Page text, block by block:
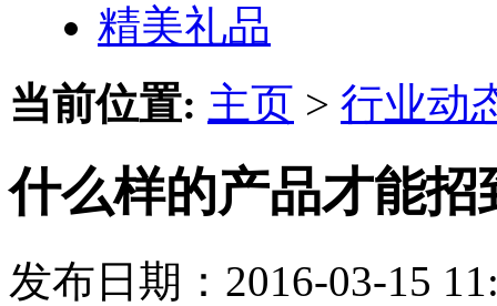
精美礼品
当前位置: 主页 > 行业动
什么样的产品才能招
发布日期：2016-03-15